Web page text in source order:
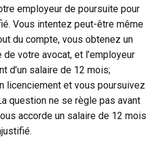
employeur de poursuite pour
Vous intentez peut-être même
du compte, vous obtenez un
de votre avocat, et l’employeur
d’un salaire de 12 mois;
licenciement et vous poursuivez
question ne se règle pas avant
accorde un salaire de 12 mois